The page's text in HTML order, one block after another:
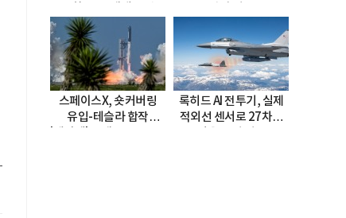
스페이스X, 숏커버링
유입-테슬라 합작
록히드 AI 전투기, 실제
적외선 센서로 27차례